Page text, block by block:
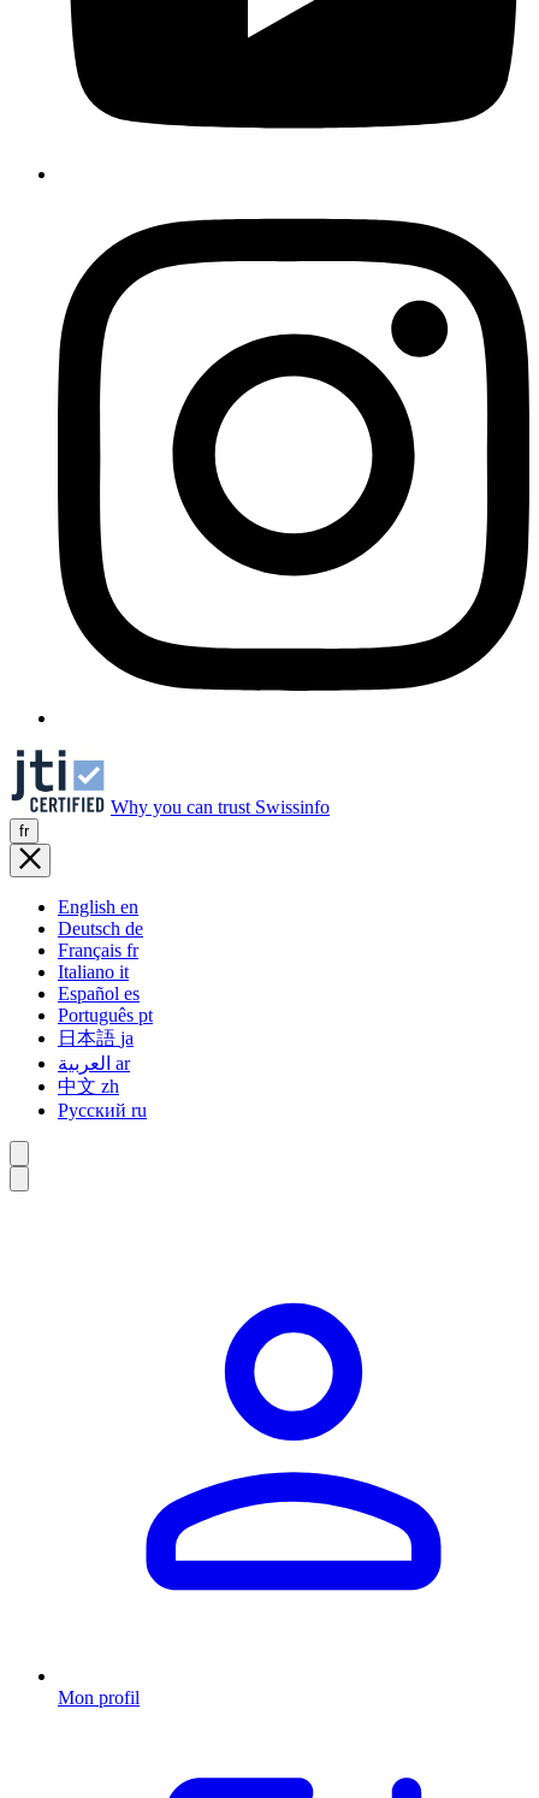
Why you can trust Swissinfo
fr
English en
Deutsch de
Français fr
Italiano it
Español es
Português pt
日本語 ja
ar
中文 zh
Русский ru
Mon profil